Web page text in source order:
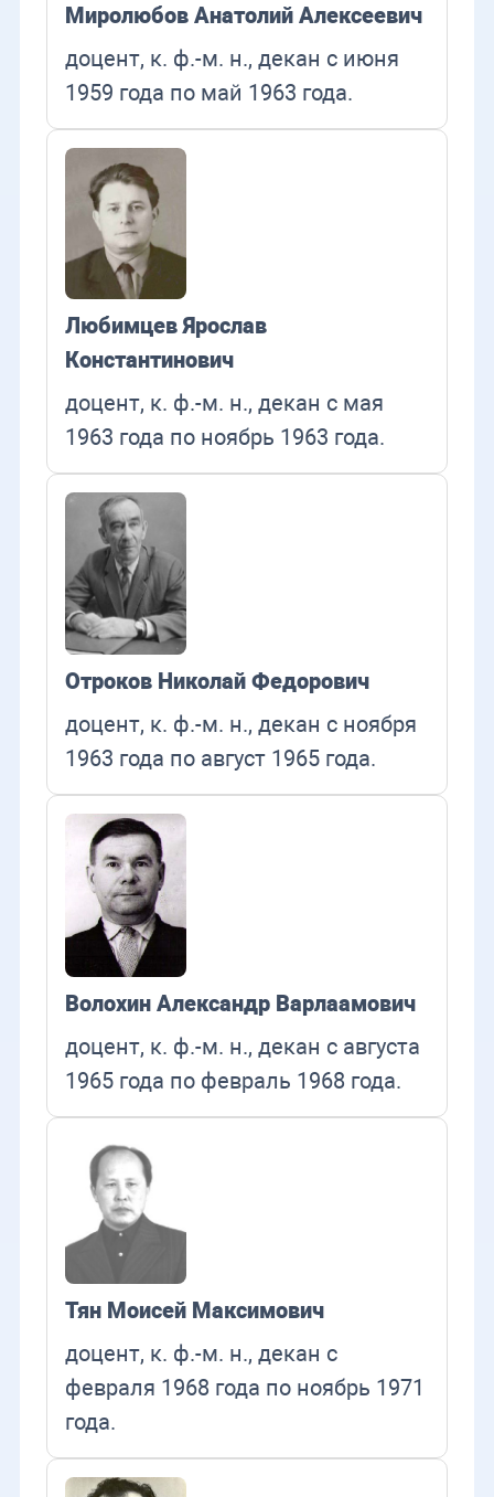
Миролюбов Анатолий Алексеевич
доцент, к. ф.-м. н., декан с июня
1959 года по май 1963 года.
Любимцев Ярослав
Константинович
доцент, к. ф.-м. н., декан с мая
1963 года по ноябрь 1963 года.
Отроков Николай Федорович
доцент, к. ф.-м. н., декан с ноября
1963 года по август 1965 года.
Волохин Александр Варлаамович
доцент, к. ф.-м. н., декан с августа
1965 года по февраль 1968 года.
Тян Моисей Максимович
доцент, к. ф.-м. н., декан с
февраля 1968 года по ноябрь 1971
года.